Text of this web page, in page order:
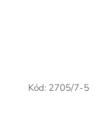
Kód: 2705/7-5